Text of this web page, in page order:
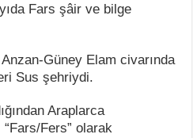
Fars şâir ve bilge
Güney Elam civarında
Sus şehriydi.
Araplarca
Fers” olarak